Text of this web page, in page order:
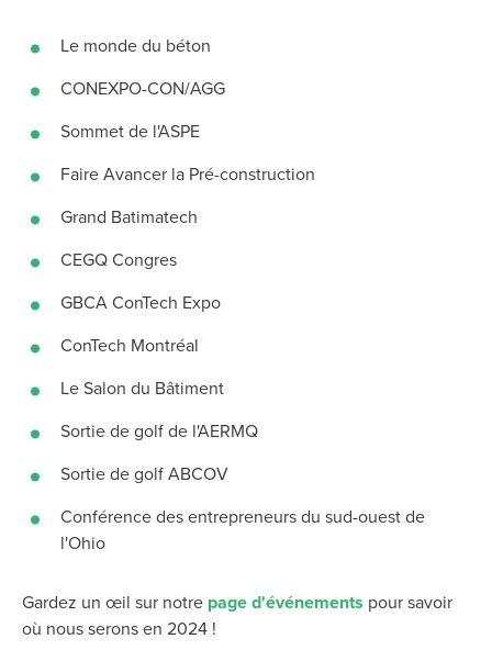
Le monde du béton
CONEXPO-CON/AGG
Sommet de l'ASPE
Faire Avancer la Pré-construction
Grand Batimatech
CEGQ Congres
GBCA ConTech Expo
ConTech Montréal
Le Salon du Bâtiment
Sortie de golf de l'AERMQ
Sortie de golf ABCOV
Conférence des entrepreneurs du sud-ouest de
l'Ohio
Gardez un œil sur notre page d'événements pour savoir
où nous serons en 2024 !